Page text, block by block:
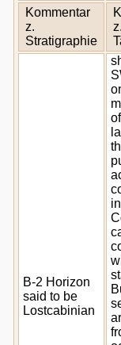
Kommentar
z.
Stratigraphie
z.
B-2 Horizon
said to be
Lostcabinian